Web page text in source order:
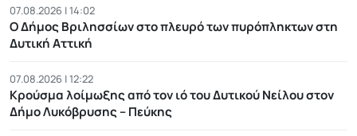
07.08.2026 | 14:02
Ο Δήμος Βριλησσίων στο πλευρό των πυρόπληκτων στη
Δυτική Αττική
07.08.2026 | 12:22
Κρούσμα λοίμωξης από τον ιό του Δυτικού Νείλου στον
Δήμο Λυκόβρυσης – Πεύκης